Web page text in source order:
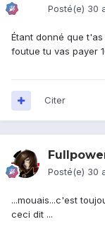
Posté(e) 30
Étant donné que
foutue tu vas payer
Citer
Posté(e) 30
...mouais...c'est
ceci dit ...